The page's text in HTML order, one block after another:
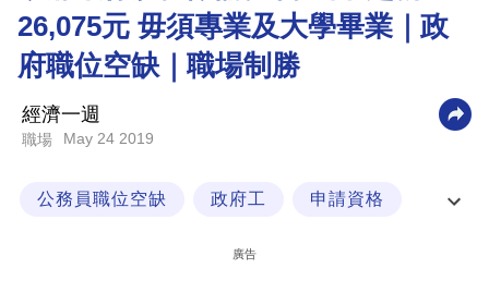
商
業
技
場
26,075元 毋須專業及大學畢業｜政
府職位空缺｜職場制勝
經濟一週
職場 May 24 2019
公務員職位空缺 政府工 申請資格
廣告